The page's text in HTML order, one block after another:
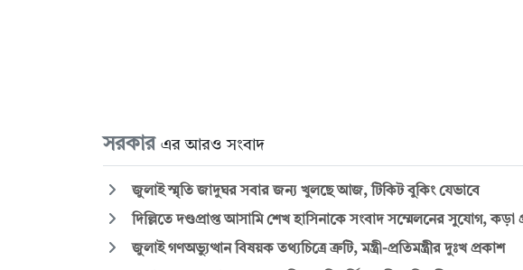
সরকার এর আরও সংবাদ
জুলাই স্মৃতি জাদুঘর সবার জন্য খুলছে আজ, টিকিট বুকিং যেভাবে
দিল্লিতে দণ্ডপ্রাপ্ত আসামি শেখ হাসিনাকে সংবাদ সম্মেলনের সুযোগ, কড়া
জুলাই গণঅভ্যুত্থান বিষয়ক তথ্যচিত্রে ত্রুটি, মন্ত্রী-প্রতিমন্ত্রীর দুঃখ প্রকাশ